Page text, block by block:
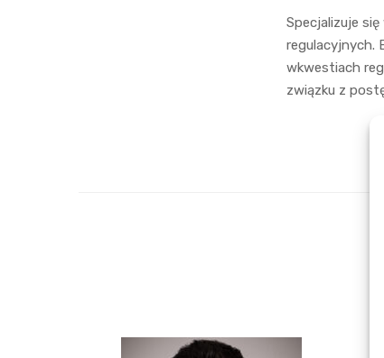
Specjalizuje
regulacyjnych.
wkwestiach
związku z